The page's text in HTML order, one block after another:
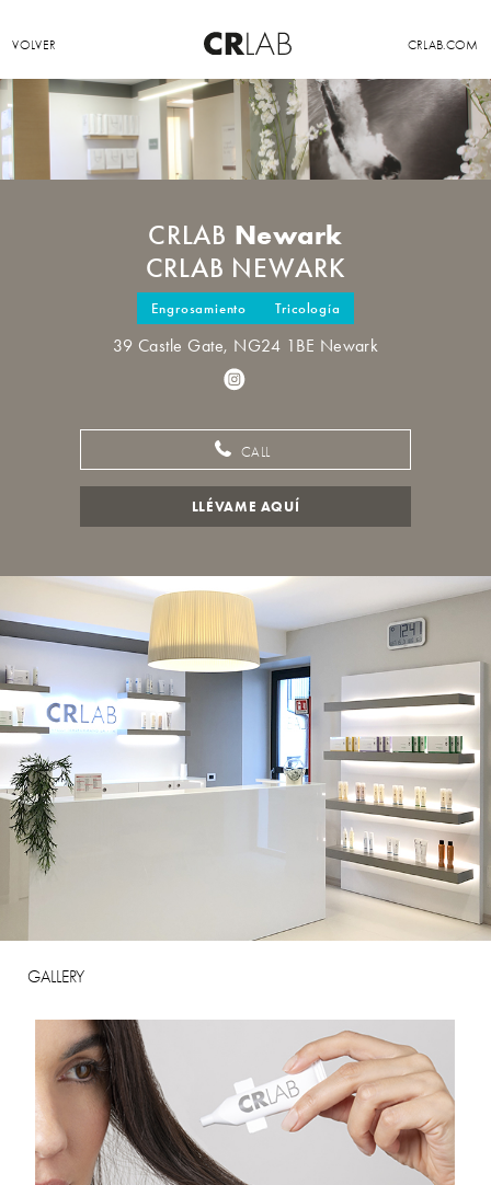
VOLVER CRLAB.COM
CRLAB Newark
CRLAB NEWARK
Engrosamiento Tricología
39 Castle Gate, NG24 1BE Newark
CALL
LLÉVAME AQUÍ
GALLERY